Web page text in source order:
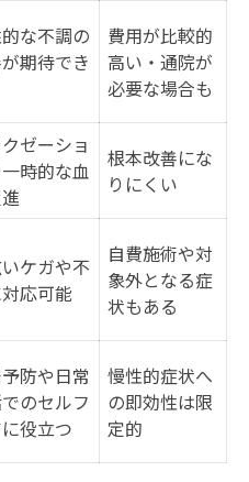
こり効果早見表
整体テクニック集
整体体験談まとめ
るセルフケア方法
解消のポイント
エリアの整体が鍵
肩こり対応力比較
体活用術を紹介
整体で肩こり解消
整体が選ばれる理由
体を選ぶメリット
で根本から見直す
術の効果比較表
な不調の
期待でき
費用が比較的
高い・通院が
必要な場合も
ゼーショ
時的な血
根本改善にな
りにくい
ケガや不
応可能
自費施術や対
象外となる症
状もある
防や日常
のセルフ
役立つ
慢性的症状へ
の即効性は限
定的